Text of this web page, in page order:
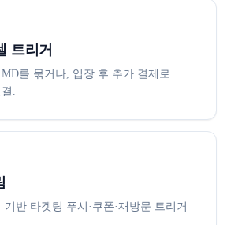
트리거
를 묶거나, 입장 후 추가 결제로
.
기반 타겟팅 푸시·쿠폰·재방문 트리거